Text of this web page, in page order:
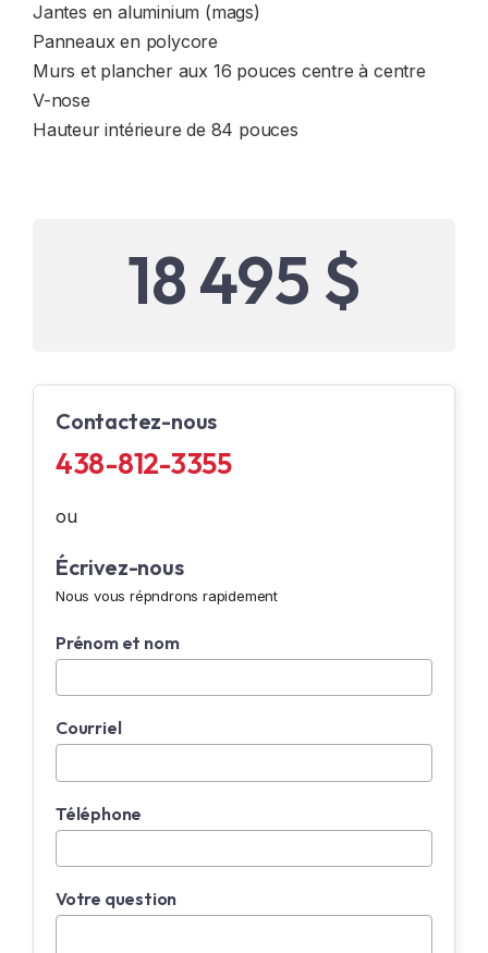
Jantes en aluminium (mags)
Panneaux en polycore
Murs et plancher aux 16 pouces centre à centre
V-nose
Hauteur intérieure de 84 pouces
18 495 $
Contactez-nous
438-812-3355
ou
Écrivez-nous
Nous vous répndrons rapidement
Prénom et nom
Courriel
Téléphone
Votre question